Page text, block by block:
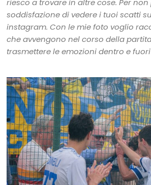
riesco a trovare in altre cose. Per
soddisfazione di vedere i tuoi scatti
instagram. Con le mie foto voglio
che avvengono nel corso della
trasmettere le emozioni dentro e